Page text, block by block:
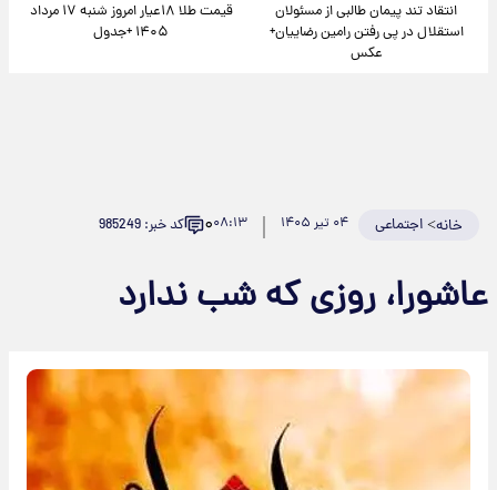
انتقاد تند پیمان طالبی از مسئولان
استقلال در پی رفتن رامین رضاییان+
عکس
قیمت طلا ۱۸عیار امروز شنبه ۱۷ مرداد
۱۴۰۵ +جدول
خانه>اجتماعی ۰۴ تیر ۱۴۰۵ ۰۸:۱۳۰ کد خبر: 985249
عاشورا، روزی که شب ندارد